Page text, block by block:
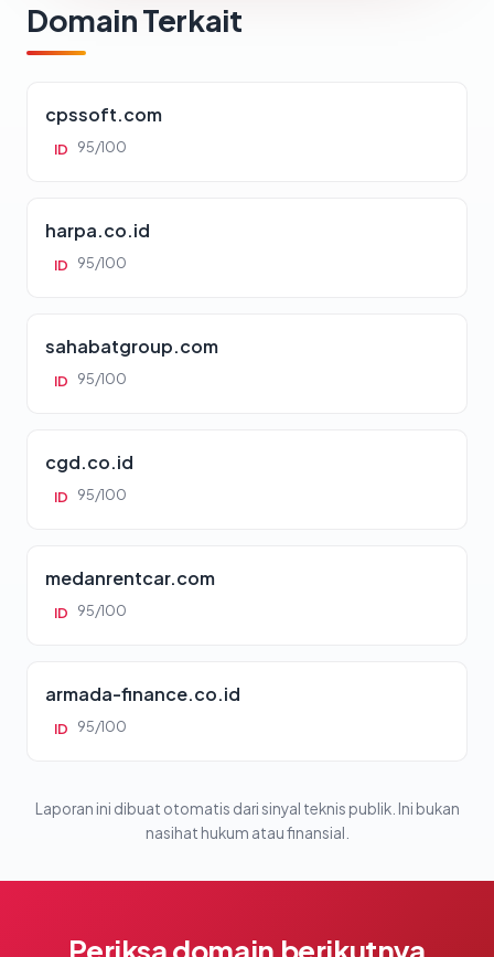
Domain Terkait
cpssoft.com
ID 95/100
harpa.co.id
ID 95/100
sahabatgroup.com
ID 95/100
cgd.co.id
ID 95/100
medanrentcar.com
ID 95/100
armada-finance.co.id
ID 95/100
Laporan ini dibuat otomatis dari sinyal teknis publik. Ini bukan
nasihat hukum atau finansial.